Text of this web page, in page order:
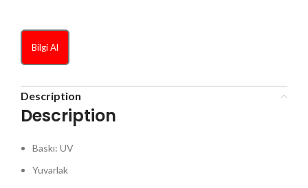
Bilgi Al
Description
Description
Baskı: UV
Yuvarlak